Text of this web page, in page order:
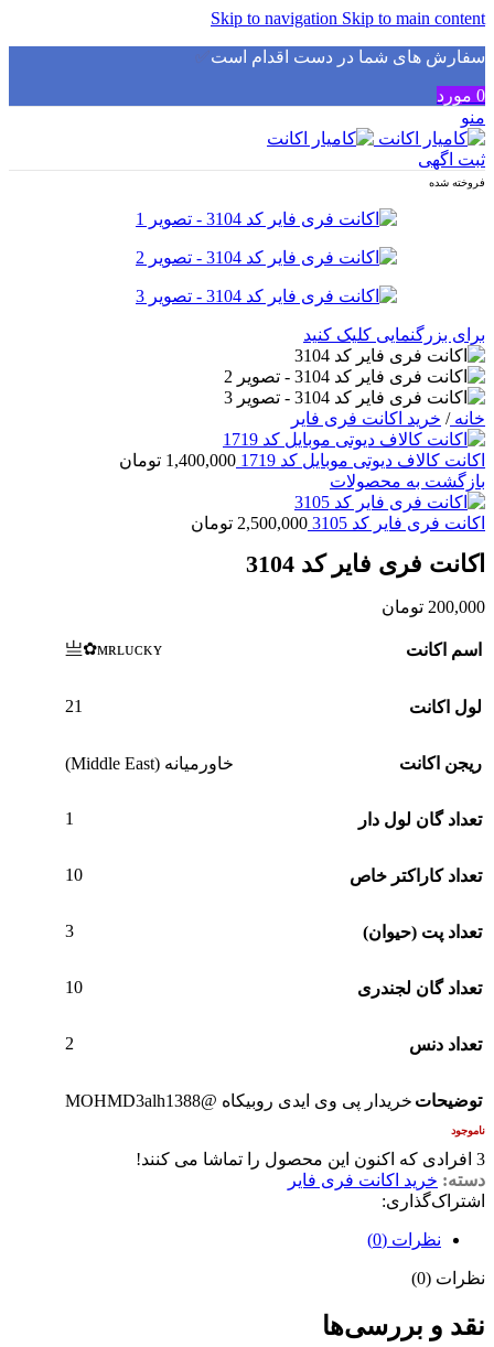
Skip to navigation Skip to main content
سفارش های شما در دست اقدام است✅
0 مورد
منو
ثبت اگهی
فروخته شده
برای بزرگنمایی کلیک کنید
خانه/ خرید اکانت فری فایر
اکانت کالاف دیوتی موبایل کد 1719 1,400,000 تومان
بازگشت به محصولات
اکانت فری فایر کد 3105 2,500,000 تومان
اکانت فری فایر کد 3104
200,000 تومان
اسم اکانت 亗✿ᴍʀʟᴜᴄᴋʏ
لول اکانت 21
ریجن اکانت خاورمیانه (Middle East)
تعداد گان لول دار 1
تعداد کاراکتر خاص 10
تعداد پت (حیوان) 3
تعداد گان لجندری 10
تعداد دنس 2
توضیحات خریدار پی وی ایدی روبیکاه @MOHMD3alh1388
ناموجود
3 افرادی که اکنون این محصول را تماشا می کنند!
دسته: خرید اکانت فری فایر
اشتراک‌گذاری:
نظرات (0)
نظرات (0)
نقد و بررسی‌ها